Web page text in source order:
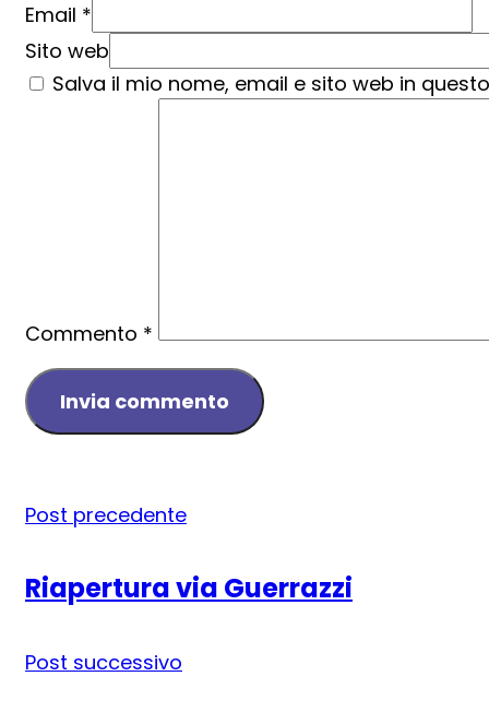
Email *
Sito web
Salva il mio nome, email e sito web in
Commento *
Post precedente
Riapertura via Guerrazzi
Post successivo